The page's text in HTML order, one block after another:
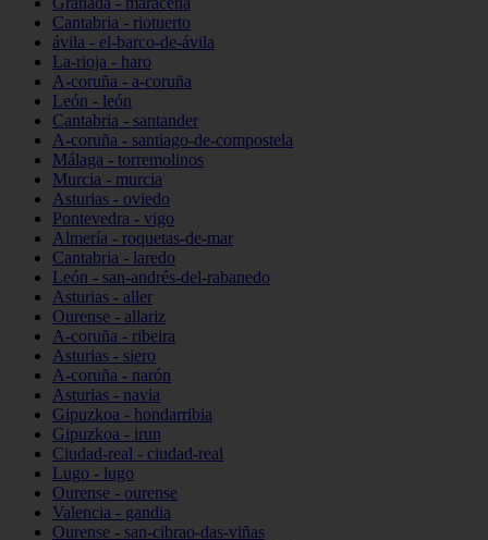
Cantabria - riotuerto
ávila - el-barco-de-ávila
La-rioja - haro
A-coruña - a-coruña
León - león
Cantabria - santander
A-coruña - santiago-de-compostela
Málaga - torremolinos
Murcia - murcia
Asturias - oviedo
Pontevedra - vigo
Almería - roquetas-de-mar
Cantabria - laredo
León - san-andrés-del-rabanedo
Asturias - aller
Ourense - allariz
A-coruña - ribeira
Asturias - siero
A-coruña - narón
Asturias - navia
Gipuzkoa - hondarribia
Gipuzkoa - irun
Ciudad-real - ciudad-real
Lugo - lugo
Ourense - ourense
Valencia - gandia
Ourense - san-cibrao-das-viñas